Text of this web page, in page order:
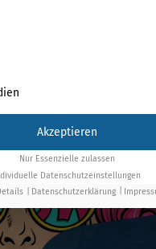
der Service-Gruppen,
Akzeptieren
Nur Essenzielle zulassen
Datenschutzeinstellungen
Datenschutzerklärung